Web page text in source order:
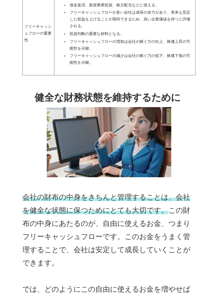
フリーキャッシ
ュフローの重要
性
借金返済、新規事業投資、株主配当などに使える。
フリーキャッシュフローが多い会社は成長の余力があり、将来も安定
した収益を上げることが期待できるため、高い企業価値を持つと評価
される。
投資判断の重要な材料となる。
フリーキャッシュフローの増加は会社の稼ぐ力の向上、株価上昇の可
能性を示唆。
フリーキャッシュフローの減少は会社の稼ぐ力の低下、株価下落の可
能性を示唆。
健全な財務状態を維持するために
会社の財布の中身をきちんと管理することは、会社
を健全な状態に保つためにとても大切です。この財
布の中身にあたるのが、自由に使えるお金、つまり
フリーキャッシュフローです。このお金をうまく管
理することで、会社は安定して成長していくことが
できます。
では、どのようにこの自由に使えるお金を増やせば